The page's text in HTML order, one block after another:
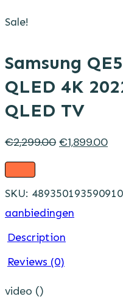
Sale!
Samsung
QLED 4K
QLED TV
€2,299.00 Original
€2,299.00.
€1,899.00
SKU:
aanbiedingen
Description
Reviews (0)
video ()